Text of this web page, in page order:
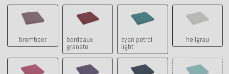
brombeer
brombeer
bordeaux
granate
bordeaux granate
cyan petrol
light
cyan petrol light
hellgrau
hellgrau
himbeer raspberry lila-ultraviolet navy-blau petrol